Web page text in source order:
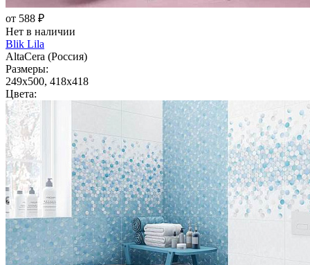
от 588 ₽
Нет в наличии
Blik Lila
AltaCera (Россия)
Размеры:
249x500, 418x418
Цвета: